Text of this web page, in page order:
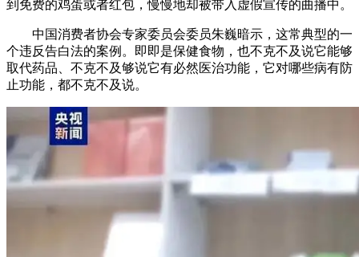
到免费的鸡蛋或者红包，慢慢地却被带入虚假宣传的曲播中。
中国消费者协会专家委员会委员朱巍暗示，这常典型的一
个违反告白法的案例。即即是保健食物，也不克不及说它能够
取代药品、不克不及够说它有必然医治功能，它对哪些病有防
止功能，都不克不及说。